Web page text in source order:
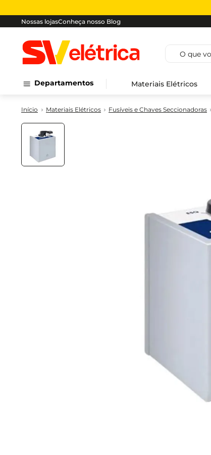
Nossas lojasConheça nosso Blog
O que
Departamentos Materiais Elétricos
Materiais Elétricos Fusíveis e Chaves Seccionadoras